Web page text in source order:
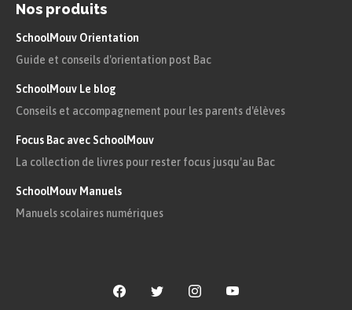
Nos produits
SchoolMouv Orientation
Guide et conseils d'orientation post Bac
SchoolMouv Le blog
Conseils et accompagnement pour les parents d'élèves
Focus Bac avec SchoolMouv
La collection de livres pour rester focus jusqu'au Bac
SchoolMouv Manuels
Manuels scolaires numériques